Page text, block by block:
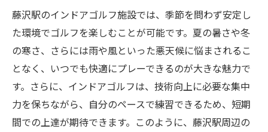
藤沢駅のインドアゴルフ施設では、季節を問わず安定し
た環境でゴルフを楽しむことが可能です。夏の暑さや冬
の寒さ、さらには雨や風といった悪天候に悩まされるこ
となく、いつでも快適にプレーできるのが大きな魅力で
す。さらに、インドアゴルフは、技術向上に必要な集中
力を保ちながら、自分のペースで練習できるため、短期
間での上達が期待できます。このように、藤沢駅周辺の